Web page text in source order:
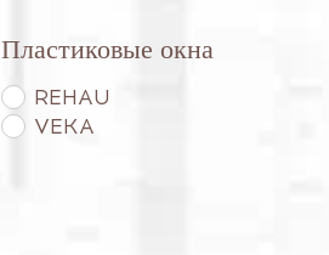
Пластиковые окна
REHAU
VEKA